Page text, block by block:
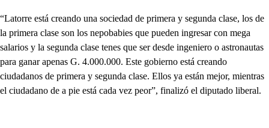
“Latorre está creando una sociedad de primera y segunda clase, los de
la primera clase son los nepobabies que pueden ingresar con mega
salarios y la segunda clase tenes que ser desde ingeniero o astronautas
para ganar apenas G. 4.000.000. Este gobierno está creando
ciudadanos de primera y segunda clase. Ellos ya están mejor, mientras
el ciudadano de a pie está cada vez peor”, finalizó el diputado liberal.